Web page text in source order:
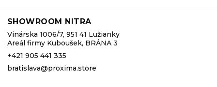
SHOWROOM NITRA
Vinárska 1006/7, 951 41 Lužianky
Areál firmy Kuboušek, BRÁNA 3
+421 905 441 335
bratislava@proxima.store